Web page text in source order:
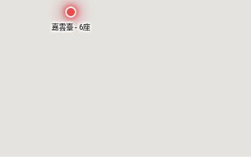
嘉雲臺 - 6座